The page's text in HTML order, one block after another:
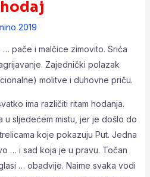
hodaj
2019
pače i malčice zimovito. Srića
Zajednički polazak
molitve i duhovne priču.
ima različiti ritam hodanja.
u sljedećem mistu, jer je došlo do
koje pokazuju Put. Jedna
… i sad koja je u pravu. Točan
… obadvije. Naime svaka vodi